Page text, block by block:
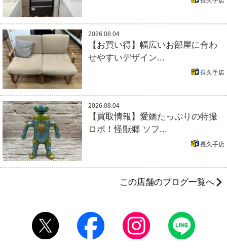
2026.08.04
【お買い得】幅広いお部屋に合わ
せやすいデザイン...
長久手店
2026.08.04
【買取情報】愛嬌たっぷりの特撮
ロボ！怪獣郷 ソフ...
長久手店
この店舗のブログ一覧へ